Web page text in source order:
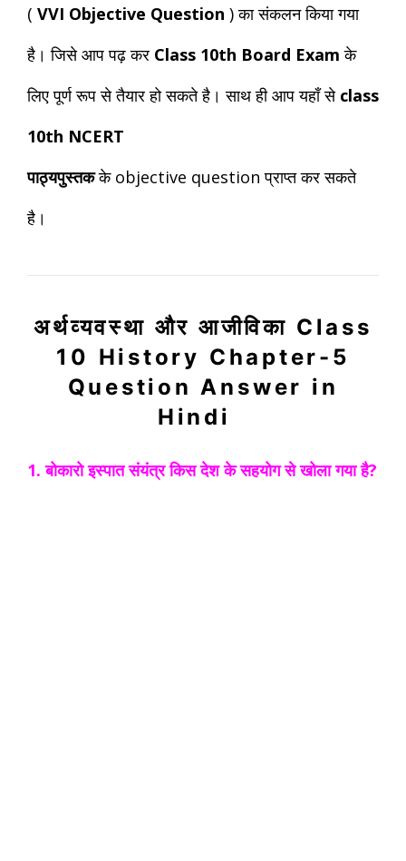
( VVI Objective Question ) का संकलन किया गया
है। जिसे आप पढ़ कर Class 10th Board Exam के
लिए पूर्ण रूप से तैयार हो सकते है।साथ हीआप यहाँ से class
10th NCERT
पाठ्यपुस्तक के objective question प्राप्त कर सकते
है।
अर्थव्यवस्था और आजीविका Class
10 History Chapter-5
Question Answer in
Hindi
1. बोकारो इस्पात संयंत्र किस देश के सहयोग से खोला गया है?